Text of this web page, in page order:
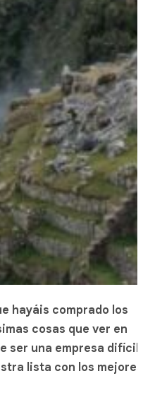
hayáis comprado los
cosas que ver en
ser una empresa difícil:
lista con los mejores